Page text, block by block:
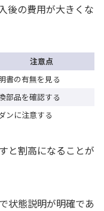
後の費用が大きくな
注意点
書の有無を見る
部品を確認する
ンに注意する
と割高になることが
状態説明が明確であ